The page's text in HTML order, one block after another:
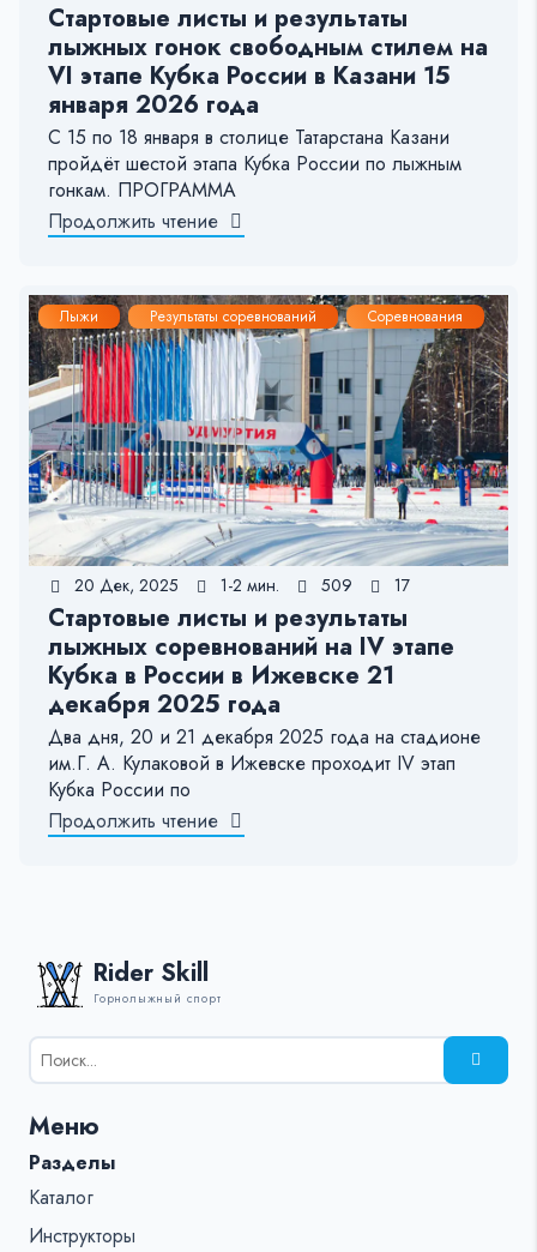
Стартовые листы и результаты
лыжных гонок свободным стилем на
VI этапе Кубка России в Казани 15
января 2026 года
С 15 по 18 января в столице Татарстана Казани
пройдёт шестой этапа Кубка России по лыжным
гонкам. ПРОГРАММА
Продолжить чтение
Лыжи Результаты соревнований Соревнования
20 Дек, 2025 1-2 мин. 509 17
Стартовые листы и результаты
лыжных соревнований на IV этапе
Кубка в России в Ижевске 21
декабря 2025 года
Два дня, 20 и 21 декабря 2025 года на стадионе
им.Г. А. Кулаковой в Ижевске проходит IV этап
Кубка России по
Продолжить чтение
Rider Skill
Горнолыжный спорт
Результаты
поиска
%s:
Меню
Разделы
Каталог
Инструкторы